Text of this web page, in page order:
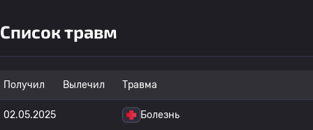
Список травм
Получил Вылечил Травма
02.05.2025 Болезнь